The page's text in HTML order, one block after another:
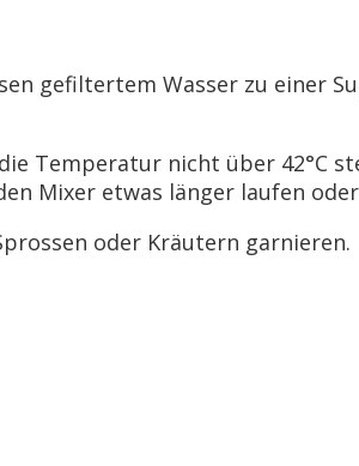
gefiltertem Wasser zu einer
Temperatur nicht über 42°C
Mixer etwas länger laufen
oder Kräutern garnieren.